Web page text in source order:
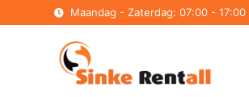
Maandag - Zaterdag: 07:00 - 17:00